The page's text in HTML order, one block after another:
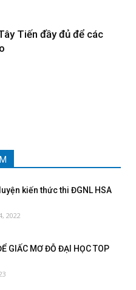
Tiến đầy đủ để các
kiến thức thi ĐGNL HSA
2022
GIẤC MƠ ĐỖ ĐẠI HỌC TOP